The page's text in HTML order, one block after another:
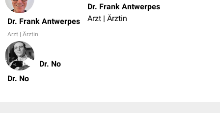
Dr. Frank Antwerpes
Arzt | Ärztin
Dr. Frank Antwerpes
Arzt | Ärztin
Dr. No
Dr. No